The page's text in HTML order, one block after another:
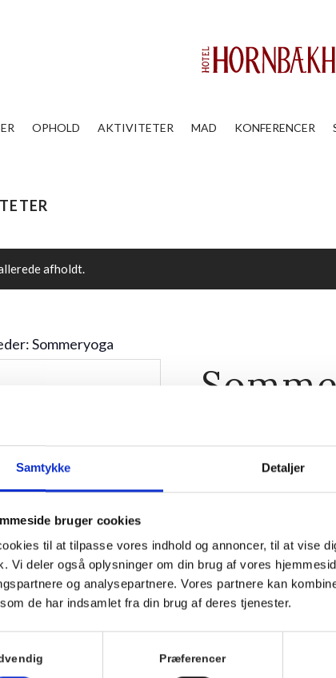
Samtykke Detaljer
bruger cookies
til at tilpasse vores indhold og annoncer, til at vise
Vi deler også oplysninger om din brug af vores
og analysepartnere. Vores partnere kan
de har indsamlet fra din brug af deres tjenester.
Præferencer
OPHOLD AKTIVITETER MAD KONFERENCER
afholdt.
Sommeryoga
Kystvej 12
3100
og vi har desværre